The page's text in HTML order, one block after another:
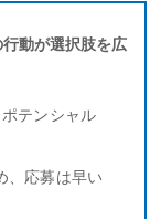
動が選択肢を広
テンシャル
、応募は早い